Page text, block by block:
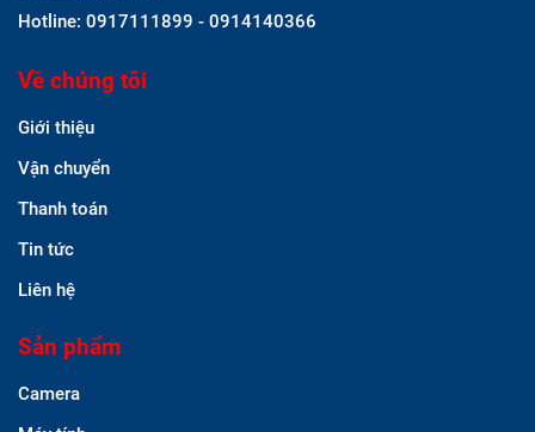
Hotline: 0917111899 - 0914140366
Về chúng tôi
Giới thiệu
Vận chuyển
Thanh toán
Tin tức
Liên hệ
Sản phẩm
Camera